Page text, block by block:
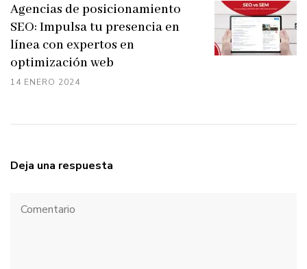
14 ENERO 2024
Agencias de posicionamiento
SEO: Impulsa tu presencia en
línea con expertos en
optimización web
Deja una respuesta